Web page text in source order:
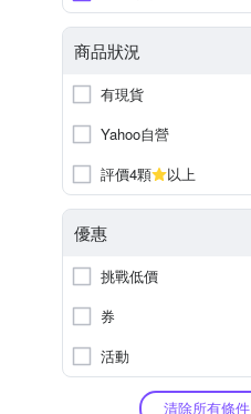
商品狀況
有現貨
Yahoo自營
評價4顆
以上
優惠
挑戰低價
券
活動
清除所有條件